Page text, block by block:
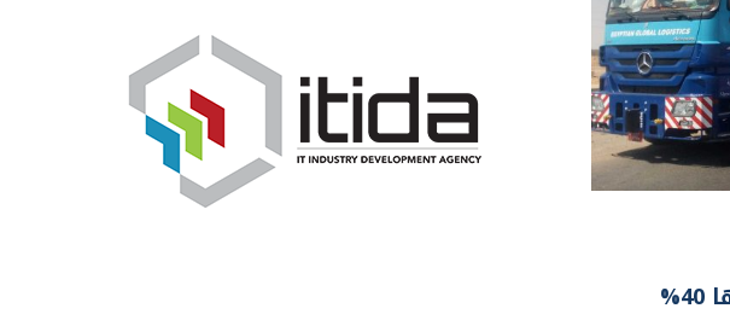
جلوبال لوجيستيكس توسّع أسطولها 40%